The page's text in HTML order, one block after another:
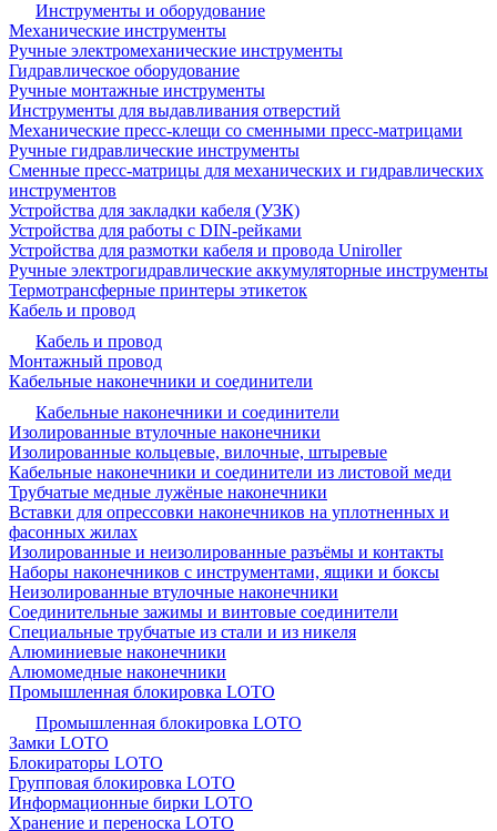
Инструменты и оборудование
Механические инструменты
Ручные электромеханические инструменты
Гидравлическое оборудование
Ручные монтажные инструменты
Инструменты для выдавливания отверстий
Механические пресс-клещи со сменными пресс-матрицами
Ручные гидравлические инструменты
Сменные пресс-матрицы для механических и гидравлических
инструментов
Устройства для закладки кабеля (УЗК)
Устройства для работы с DIN-рейками
Устройства для размотки кабеля и провода Uniroller
Ручные электрогидравлические аккумуляторные инструменты
Термотрансферные принтеры этикеток
Кабель и провод
Кабель и провод
Монтажный провод
Кабельные наконечники и соединители
Кабельные наконечники и соединители
Изолированные втулочные наконечники
Изолированные кольцевые, вилочные, штыревые
Кабельные наконечники и соединители из листовой меди
Трубчатые медные лужёные наконечники
Вставки для опрессовки наконечников на уплотненных и
фасонных жилах
Изолированные и неизолированные разъёмы и контакты
Наборы наконечников с инструментами, ящики и боксы
Неизолированные втулочные наконечники
Соединительные зажимы и винтовые соединители
Специальные трубчатые из стали и из никеля
Алюминиевые наконечники
Алюмомедные наконечники
Промышленная блокировка LOTO
Промышленная блокировка LOTO
Замки LOTO
Блокираторы LOTO
Групповая блокировка LOTO
Информационные бирки LOTO
Хранение и переноска LOTO